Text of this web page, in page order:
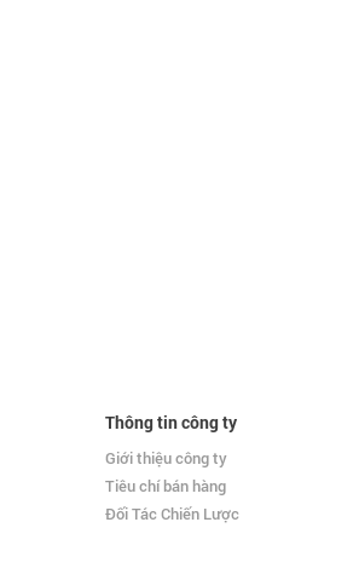
Thông tin công ty
Giới thiệu công ty
Tiêu chí bán hàng
Đối Tác Chiến Lược